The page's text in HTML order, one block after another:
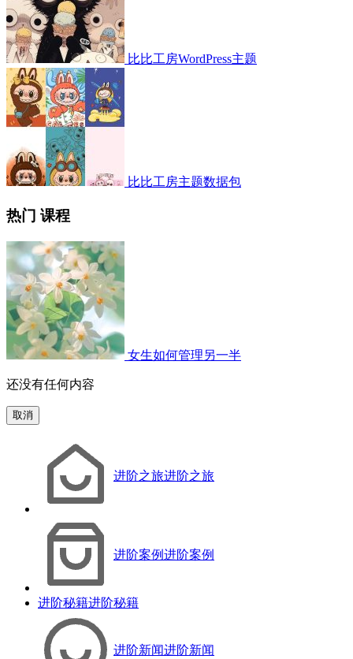
比比工房WordPress主题
比比工房主题数据包
热门 课程
女生如何管理另一半
还没有任何内容
取消
进阶之旅进阶之旅
进阶案例进阶案例
进阶秘籍进阶秘籍
进阶新闻进阶新闻